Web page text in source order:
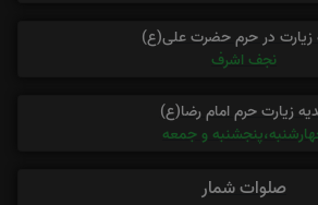
زیارت در حرم حضرت علی(ع)
نجف اشرف
زیارت حرم امام رضا(ع)
و جمعه
صلوات شمار